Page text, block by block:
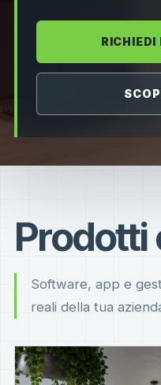
Prodotti
Software, app e
reali della tua